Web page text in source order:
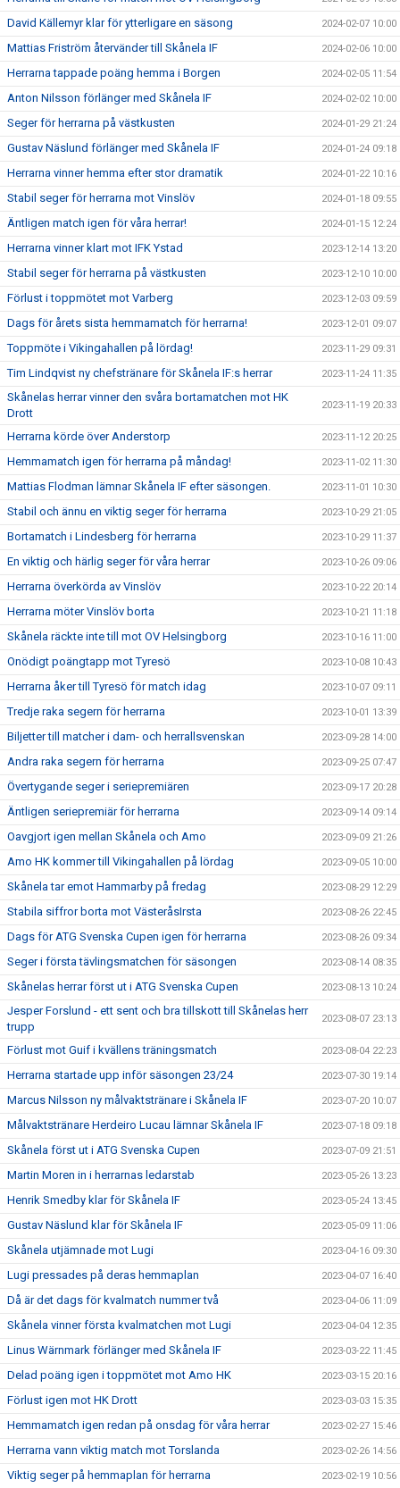
David Källemyr klar för ytterligare en säsong 2024-02-07 10:00
Mattias Friström återvänder till Skånela IF 2024-02-06 10:00
Herrarna tappade poäng hemma i Borgen 2024-02-05 11:54
Anton Nilsson förlänger med Skånela IF 2024-02-02 10:00
Seger för herrarna på västkusten 2024-01-29 21:24
Gustav Näslund förlänger med Skånela IF 2024-01-24 09:18
Herrarna vinner hemma efter stor dramatik 2024-01-22 10:16
Stabil seger för herrarna mot Vinslöv 2024-01-18 09:55
Äntligen match igen för våra herrar! 2024-01-15 12:24
Herrarna vinner klart mot IFK Ystad 2023-12-14 13:20
Stabil seger för herrarna på västkusten 2023-12-10 10:00
Förlust i toppmötet mot Varberg 2023-12-03 09:59
Dags för årets sista hemmamatch för herrarna! 2023-12-01 09:07
Toppmöte i Vikingahallen på lördag! 2023-11-29 09:31
Tim Lindqvist ny chefstränare för Skånela IF:s herrar 2023-11-24 11:35
Skånelas herrar vinner den svåra bortamatchen mot HK
Drott
2023-11-19 20:33
Herrarna körde över Anderstorp 2023-11-12 20:25
Hemmamatch igen för herrarna på måndag! 2023-11-02 11:30
Mattias Flodman lämnar Skånela IF efter säsongen. 2023-11-01 10:30
Stabil och ännu en viktig seger för herrarna 2023-10-29 21:05
Bortamatch i Lindesberg för herrarna 2023-10-29 11:37
En viktig och härlig seger för våra herrar 2023-10-26 09:06
Herrarna överkörda av Vinslöv 2023-10-22 20:14
Herrarna möter Vinslöv borta 2023-10-21 11:18
Skånela räckte inte till mot OV Helsingborg 2023-10-16 11:00
Onödigt poängtapp mot Tyresö 2023-10-08 10:43
Herrarna åker till Tyresö för match idag 2023-10-07 09:11
Tredje raka segern för herrarna 2023-10-01 13:39
Biljetter till matcher i dam- och herrallsvenskan 2023-09-28 14:00
Andra raka segern för herrarna 2023-09-25 07:47
Övertygande seger i seriepremiären 2023-09-17 20:28
Äntligen seriepremiär för herrarna 2023-09-14 09:14
Oavgjort igen mellan Skånela och Amo 2023-09-09 21:26
Amo HK kommer till Vikingahallen på lördag 2023-09-05 10:00
Skånela tar emot Hammarby på fredag 2023-08-29 12:29
Stabila siffror borta mot VästeråsIrsta 2023-08-26 22:45
Dags för ATG Svenska Cupen igen för herrarna 2023-08-26 09:34
Seger i första tävlingsmatchen för säsongen 2023-08-14 08:35
Skånelas herrar först ut i ATG Svenska Cupen 2023-08-13 10:24
Jesper Forslund - ett sent och bra tillskott till Skånelas herr
trupp
2023-08-07 23:13
Förlust mot Guif i kvällens träningsmatch 2023-08-04 22:23
Herrarna startade upp inför säsongen 23/24 2023-07-30 19:14
Marcus Nilsson ny målvaktstränare i Skånela IF 2023-07-20 10:07
Målvaktstränare Herdeiro Lucau lämnar Skånela IF 2023-07-18 09:18
Skånela först ut i ATG Svenska Cupen 2023-07-09 21:51
Martin Moren in i herrarnas ledarstab 2023-05-26 13:23
Henrik Smedby klar för Skånela IF 2023-05-24 13:45
Gustav Näslund klar för Skånela IF 2023-05-09 11:06
Skånela utjämnade mot Lugi 2023-04-16 09:30
Lugi pressades på deras hemmaplan 2023-04-07 16:40
Då är det dags för kvalmatch nummer två 2023-04-06 11:09
Skånela vinner första kvalmatchen mot Lugi 2023-04-04 12:35
Linus Wärnmark förlänger med Skånela IF 2023-03-22 11:45
Delad poäng igen i toppmötet mot Amo HK 2023-03-15 20:16
Förlust igen mot HK Drott 2023-03-03 15:35
Hemmamatch igen redan på onsdag för våra herrar 2023-02-27 15:46
Herrarna vann viktig match mot Torslanda 2023-02-26 14:56
Viktig seger på hemmaplan för herrarna 2023-02-19 10:56